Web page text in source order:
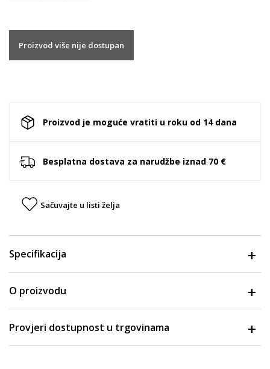
Proizvod više nije dostupan
Proizvod je moguće vratiti u roku od 14 dana
Besplatna dostava za narudžbe iznad 70 €
Sačuvajte u listi želja
Specifikacija
O proizvodu
Provjeri dostupnost u trgovinama